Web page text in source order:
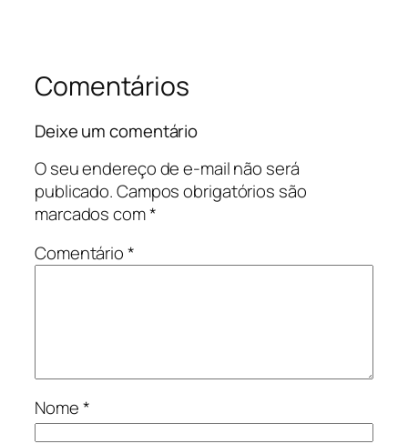
Comentários
Deixe um comentário
O seu endereço de e-mail não será
publicado.Campos obrigatórios são
marcados com*
Comentário*
Nome*